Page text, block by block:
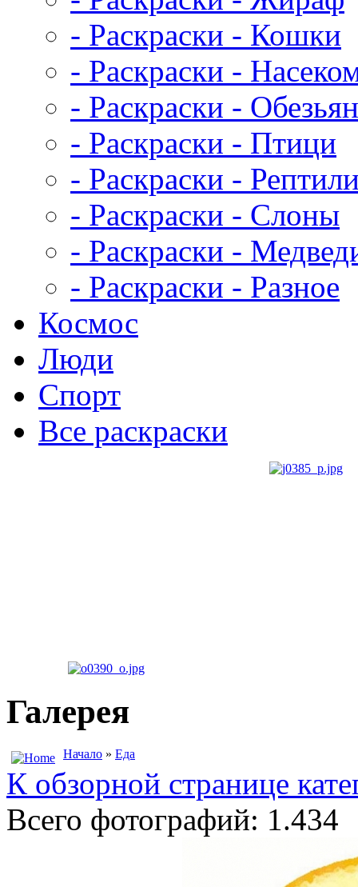
- Раскраски - Кошки
- Раскраски -
- Раскраски -
- Раскраски - Птици
- Раскраски -
- Раскраски - Слоны
- Раскраски -
- Раскраски - Разное
Космос
Люди
Спорт
Все раскраски
Галерея
Начало » Еда
К обзорной странице
Всего фотографий: 1.434